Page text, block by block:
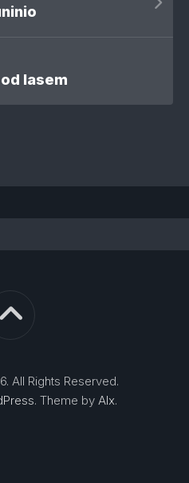
lasem
All Rights Reserved.
. Theme by Alx.